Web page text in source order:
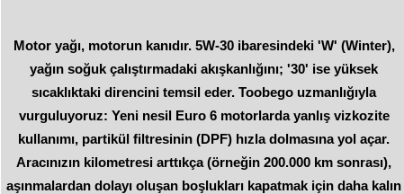
Motor yağı, motorun kanıdır. 5W-30 ibaresindeki 'W' (Winter),
yağın soğuk çalıştırmadaki akışkanlığını; '30' ise yüksek
sıcaklıktaki direncini temsil eder. Toobego uzmanlığıyla
vurguluyoruz: Yeni nesil Euro 6 motorlarda yanlış vizkozite
kullanımı, partikül filtresinin (DPF) hızla dolmasına yol açar.
Aracınızın kilometresi arttıkça (örneğin 200.000 km sonrası),
aşınmalardan dolayı oluşan boşlukları kapatmak için daha kalın